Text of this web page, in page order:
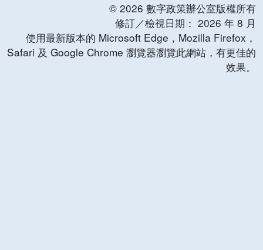
© 2026 數字政策辦公室版權所有
修訂／檢視日期： 2026 年 8 月
使用最新版本的 Microsoft Edge，Mozilla Firefox，
Safari 及 Google Chrome 瀏覽器瀏覽此網站，有更佳的
效果。